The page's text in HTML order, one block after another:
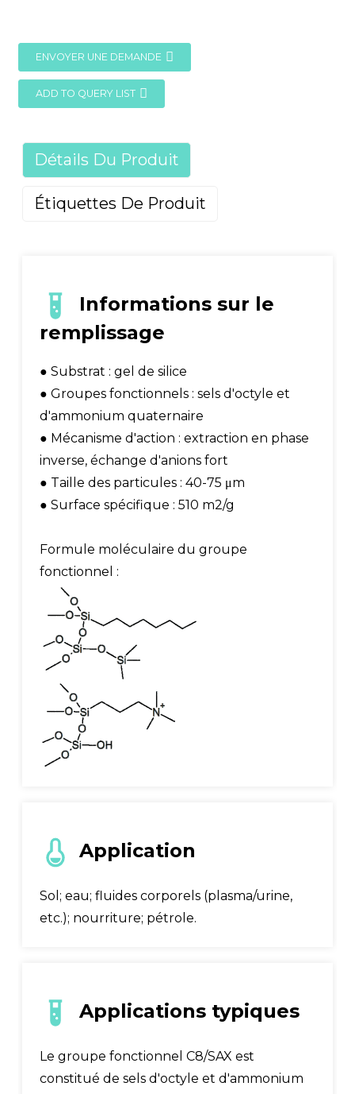
ENVOYER UNE DEMANDE
ADD TO QUERY LIST
Détails Du Produit
Étiquettes De Produit
Informations sur le
remplissage
● Substrat : gel de silice
● Groupes fonctionnels : sels d'octyle et
d'ammonium quaternaire
● Mécanisme d'action : extraction en phase
inverse, échange d'anions fort
● Taille des particules : 40-75 μm
● Surface spécifique : 510 m2/g
Formule moléculaire du groupe
fonctionnel :
Application
Sol; eau; fluides corporels (plasma/urine,
etc.); nourriture; pétrole.
Applications typiques
Le groupe fonctionnel C8/SAX est
constitué de sels d'octyle et d'ammonium